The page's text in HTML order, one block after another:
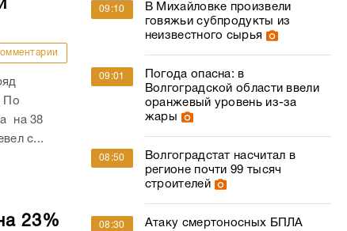
По
на 38
с...
23%
09:10
В Михайловке произвели
говяжьи субпродукты из
неизвестного сырья
09:01
Погода опасна: в
Волгоградской области ввели
оранжевый уровень из-за
жары
08:50
Волгоградстат насчитал в
регионе почти 99 тысяч
строителей
08:30
Атаку смертоносных БПЛА